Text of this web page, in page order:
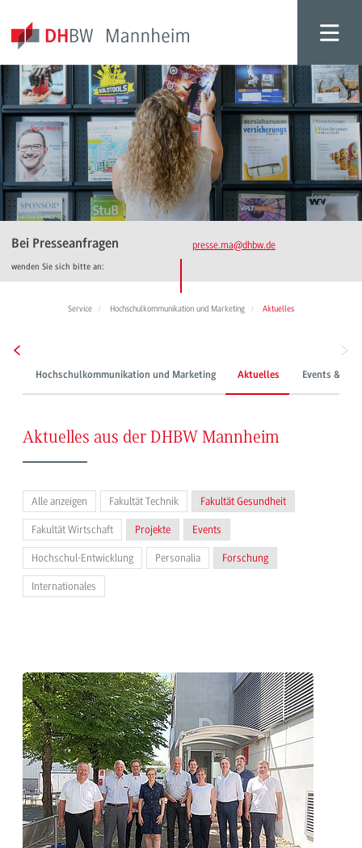
Bei Presseanfragen
wenden Sie sich bitte an:
presse.ma@dhbw.de
Service Hochschulkommunikation und Marketing Aktuelles
Hochschulkommunikation und Marketing Aktuelles Events &
Aktuelles aus der DHBW Mannheim
Alle anzeigen Fakultät Technik Fakultät Gesundheit
Fakultät Wirtschaft Projekte Events
Hochschul-Entwicklung Personalia Forschung
Internationales